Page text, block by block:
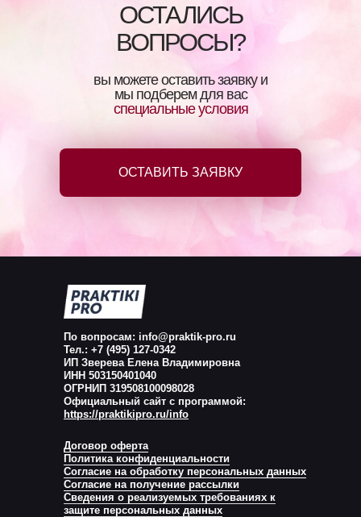
ОСТАЛИСЬ
ВОПРОСЫ?
вы можете оставить заявку и
мы подберем для вас
специальные условия
ОСТАВИТЬ ЗАЯВКУ
По вопросам: info@praktik-pro.ru
Тел.: +7 (495) 127-0342
ИП Зверева Елена Владимировна
ИНН 503150401040
ОГРНИП 319508100098028
Официальный сайт с программой:
https://praktikipro.ru/info
Договор оферта
Политика конфиденциальности
Согласие на обработку персональных данных
Согласие на получение рассылки
Сведения о реализуемых требованиях к
защите персональных данных